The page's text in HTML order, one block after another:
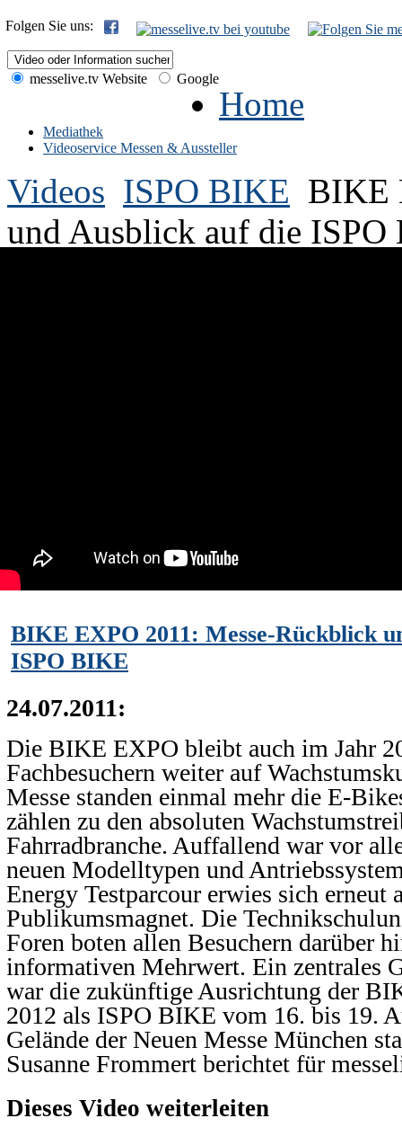
Folgen Sie uns:
messelive.tv Website Google
Home
Mediathek
Videoservice Messen & Aussteller
Videos ISPO BIKE BIKE
und Ausblick auf die ISPO
BIKE EXPO 2011: Messe-Rückblick
ISPO BIKE
24.07.2011:
Die BIKE EXPO bleibt auch im Jahr
Fachbesuchern weiter auf
Messe standen einmal mehr die E-
zählen zu den absoluten
Fahrradbranche. Auffallend war vor
neuen Modelltypen und
Energy Testparcour erwies sich erneut
Publikumsmagnet. Die
Foren boten allen Besuchern darüber
informativen Mehrwert. Ein zentrales
war die zukünftige Ausrichtung der
2012 als ISPO BIKE vom 16. bis 19.
Gelände der Neuen Messe München
Susanne Frommert berichtet für
Dieses Video weiterleiten